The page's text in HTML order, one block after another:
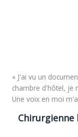
« J'ai vu un
chambre d'hôtel, je
Une voix en moi
Chirurgienne